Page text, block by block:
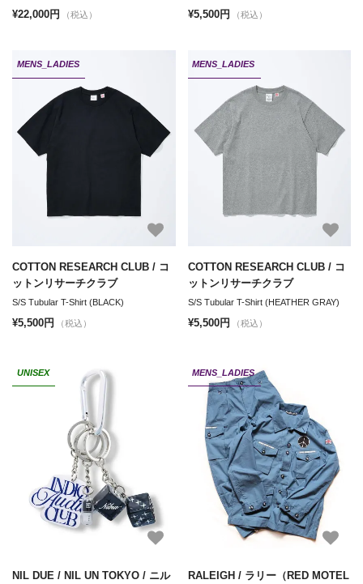
¥22,000円 （税込） ¥5,500円 （税込）
MENS_LADIES
COTTON RESEARCH CLUB / コ
ットンリサーチクラブ
S/S Tubular T-Shirt (BLACK)
¥5,500円 （税込）
MENS_LADIES
COTTON RESEARCH CLUB / コ
ットンリサーチクラブ
S/S Tubular T-Shirt (HEATHER GRAY)
¥5,500円 （税込）
UNISEX
NIL DUE / NIL UN TOKYO / ニル
MENS_LADIES
RALEIGH / ラリー（RED MOTEL